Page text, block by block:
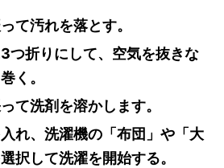
て汚れを落とす。
つ折りにして、空気を抜きな
く。
て洗剤を溶かします。
れ、洗濯機の「布団」や「大
択して洗濯を開始する。